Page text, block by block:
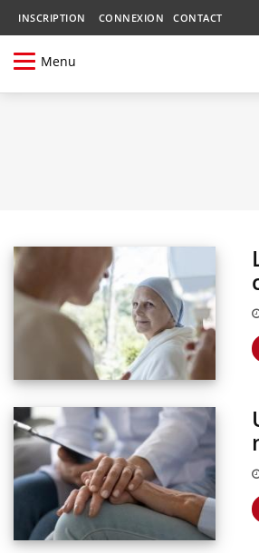
INSCRIPTION CONNEXION CONTACT
Menu